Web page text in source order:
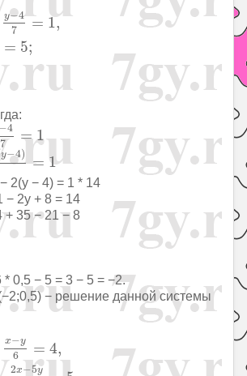
y−4
7
= 1,
= 5;
47 6 y
−4
7
= 1
−4
y−4) = 1
2 (y −4
2(y − 4) = 1 * 14
− 2y + 8 = 14
+ 35 − 21 − 8
* 0,5 − 5 = 3 − 5 = −2.
− решение данной системы
x−y
6 = 4,
2x−5y
y6=